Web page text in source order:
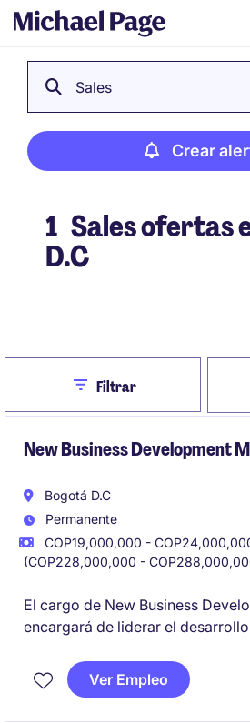
Sales
Crear
1 Sales ofertas
D.C
CloseFiltrar
New Business Development
Bogotá D.C
Permanente
COP19,000,000 -
(COP228,000,000 -
El cargo de New Business
encargará de liderar el
Ver Empleo